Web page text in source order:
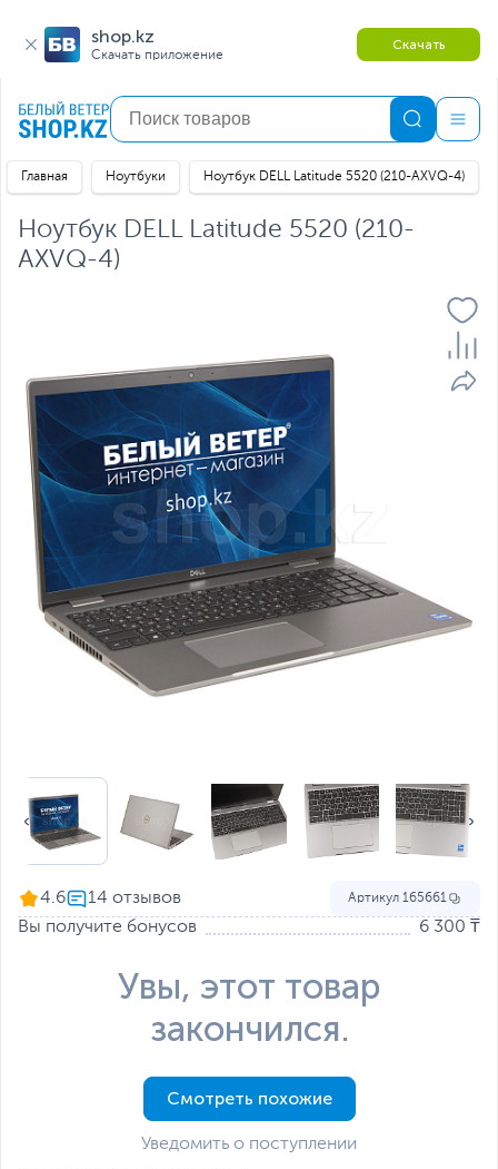
shop.kz
Скачать приложение
Скачать
Главная Ноутбуки Ноутбук DELL Latitude 5520 (210-AXVQ-4)
Ноутбук DELL Latitude 5520 (210-
AXVQ-4)
4.6 Артикул 165661
Вы получите бонусов 6 300 ₸
Увы, этот товар
закончился.
Смотреть похожие
Уведомить о поступлении